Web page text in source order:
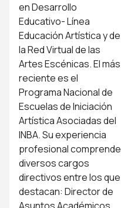
en Desarrollo
Educativo- Línea
Educación Artística y de
la Red Virtual de las
Artes Escénicas. El más
reciente es el
Programa Nacional de
Escuelas de Iniciación
Artística Asociadas del
INBA. Su experiencia
profesional comprende
diversos cargos
directivos entre los que
destacan: Director de